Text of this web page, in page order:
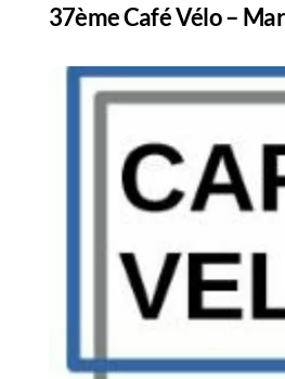
37ème Café Vélo –